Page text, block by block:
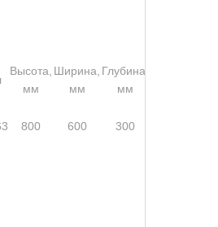
Высота,
мм
Ширина,
мм
Глубина,
мм
800 600 300